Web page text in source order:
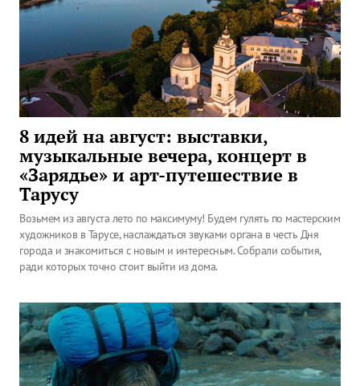
8 идей на август: выставки,
музыкальные вечера, концерт в
«Зарядье» и арт-путешествие в
Тарусу
Возьмем из августа лето по максимуму! Будем гулять по мастерским
художников в Тарусе, наслаждаться звуками органа в честь Дня
города и знакомиться с новым и интересным. Собрали события,
ради которых точно стоит выйти из дома.